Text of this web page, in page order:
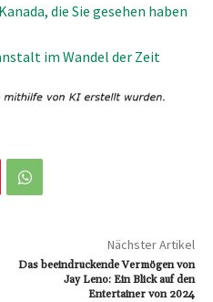
die Sie gesehen haben
im Wandel der Zeit
Nächster Artikel
Das beeindruckende Vermögen von
Jay Leno: Ein Blick auf den
Entertainer von 2024